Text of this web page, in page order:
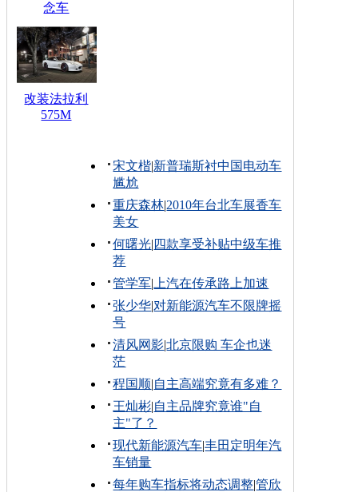
念车
改装法拉利
575M
宋文楷|新普瑞斯衬中国电动车
尴尬
重庆森林|2010年台北车展香车
美女
何曙光| 四款享受补贴中级车推
荐
管学军| 上汽在传承路上加速
张少华|对新能源汽车不限牌摇
号
清风网影|北京限购 车企也迷
茫
程国顺|自主高端究竟有多难？
王灿彬|自主品牌究竟谁"自
主"了？
现代新能源汽车|丰田定明年汽
车销量
每年购车指标将动态调整|管欣